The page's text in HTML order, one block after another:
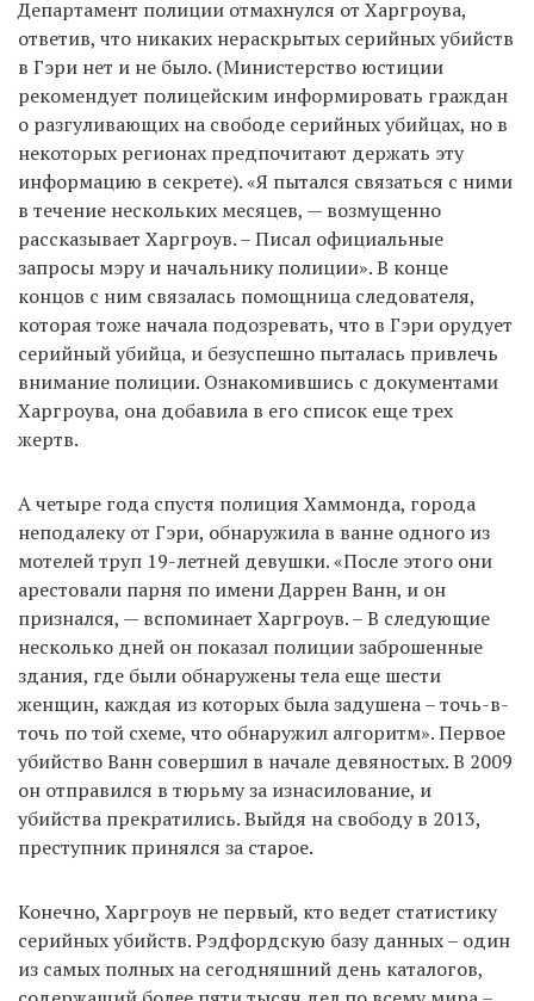
Департамент полиции отмахнулся от Харгроува,
ответив, что никаких нераскрытых серийных убийств
в Гэри нет и не было. (Министерство юстиции
рекомендует полицейским информировать граждан
о разгуливающих на свободе серийных убийцах, но в
некоторых регионах предпочитают держать эту
информацию в секрете). «Я пытался связаться с ними
в течение нескольких месяцев, — возмущенно
рассказывает Харгроув. – Писал официальные
запросы мэру и начальнику полиции». В конце
концов с ним связалась помощница следователя,
которая тоже начала подозревать, что в Гэри орудует
серийный убийца, и безуспешно пыталась привлечь
внимание полиции. Ознакомившись с документами
Харгроува, она добавила в его список еще трех
жертв.
А четыре года спустя полиция Хаммонда, города
неподалеку от Гэри, обнаружила в ванне одного из
мотелей труп 19-летней девушки. «После этого они
арестовали парня по имени Даррен Ванн, и он
признался, — вспоминает Харгроув. – В следующие
несколько дней он показал полиции заброшенные
здания, где были обнаружены тела еще шести
женщин, каждая из которых была задушена – точь-в-
точь по той схеме, что обнаружил алгоритм». Первое
убийство Ванн совершил в начале девяностых. В 2009
он отправился в тюрьму за изнасилование, и
убийства прекратились. Выйдя на свободу в 2013,
преступник принялся за старое.
Конечно, Харгроув не первый, кто ведет статистику
серийных убийств. Рэдфордскую базу данных – один
из самых полных на сегодняшний день каталогов,